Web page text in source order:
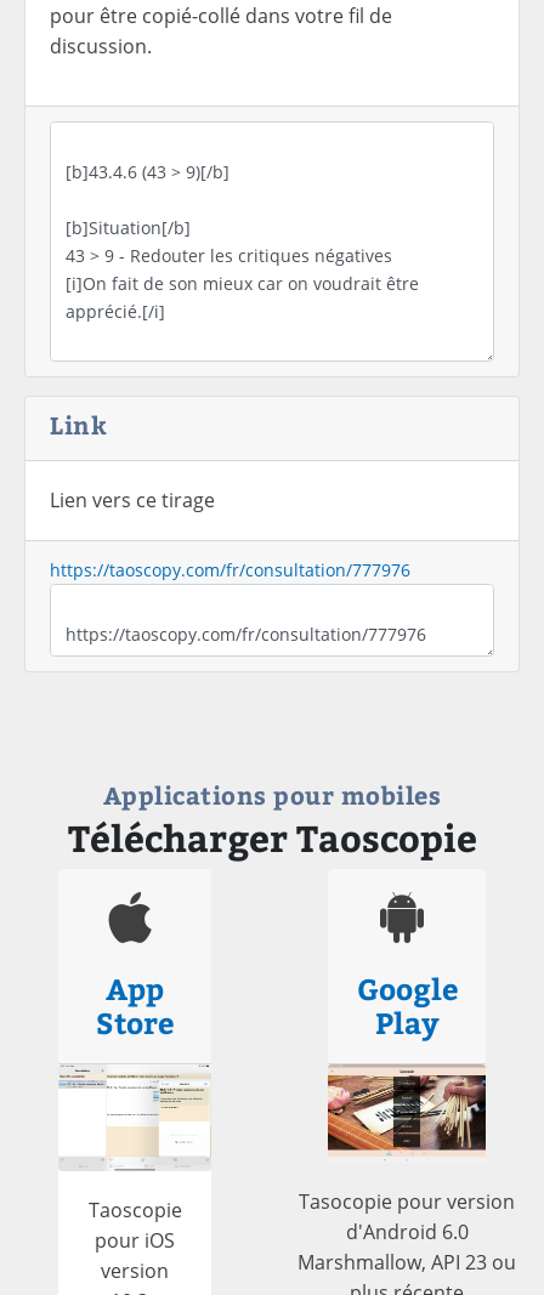
pour être copié-collé dans votre fil de
discussion.
Link
Lien vers ce tirage
https://taoscopy.com/fr/consultation/777976
Applications pour mobiles
Télécharger Taoscopie
App
Store
Taoscopie
pour iOS
version
Google
Play
Tasocopie pour version
d'Android 6.0
Marshmallow, API 23 ou